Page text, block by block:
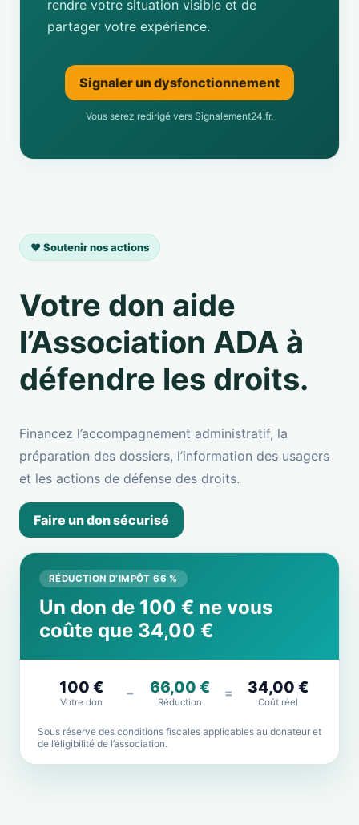
rendre votre situation visible et de
partager votre expérience.
Signaler un dysfonctionnement
Vous serez redirigé vers Signalement24.fr.
❤️ Soutenir nos actions
Votre don aide
l’Association ADA à
défendre les droits.
Financez l’accompagnement administratif, la
préparation des dossiers, l’information des usagers
et les actions de défense des droits.
Faire un don sécurisé
RÉDUCTION D’IMPÔT 66 %
Un don de 100 € ne vous
coûte que 34,00 €
100 €
Votre don
− 66,00 €
Réduction
= 34,00 €
Coût réel
Sous réserve des conditions fiscales applicables au donateur et
de l’éligibilité de l’association.